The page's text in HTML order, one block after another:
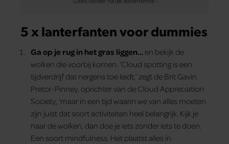
5 x lanterfanten voor dummies
Ga op je rug in het gras liggen… en bekijk de
wolken die voorbij komen. ‘Cloud spotting is een
tijdverdrijf dat nergens toe leidt,’ zegt de Brit Gavin
Pretor-Pinney, oprichter van de Cloud Appreciation
Society, ‘maar in een tijd waarin we van alles moeten
zijn juist dat soort activiteiten heel belangrijk. Kijk je
naar de wolken, dan doe je iets zonder iets te doen.
Een soort mindfulness. Het plaatst alles in